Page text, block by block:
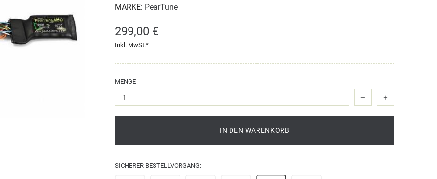
MARKE: PearTune
299,00 €
Inkl. MwSt.*
MENGE
IN DEN WARENKORB
SICHERER BESTELLVORGANG: